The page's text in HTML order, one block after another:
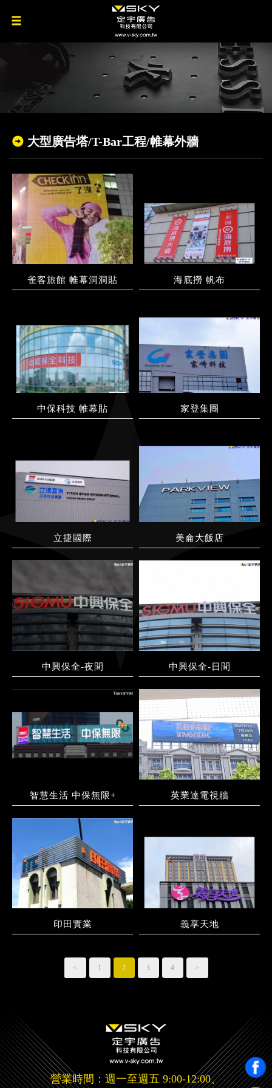
大型廣告塔/T-Bar工程/帷幕外牆
雀客旅館 帷幕洞洞貼 海底撈 帆布
中保科技 帷幕貼 家登集團
立捷國際 美侖大飯店
中興保全-夜間 中興保全-日間
智慧生活 中保無限+ 英業達電視牆
印田實業 義享天地
< 1 2 3 4 >
營業時間：週一至週五 9:00-12:00、